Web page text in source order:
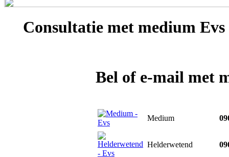
Consultatie met medium Evs
Bel of e-mail met
Medium
Helderwetend